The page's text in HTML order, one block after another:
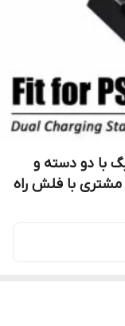
گیگ با دو دسته و
مشتری با فلش راه